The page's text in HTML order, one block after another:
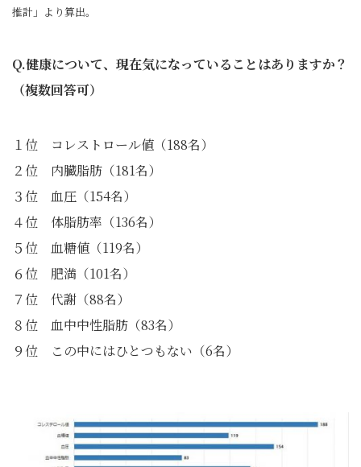
推計」より算出。
Q.健康について、現在気になっていることはありますか？
（複数回答可）
１位 コレストロール値（188名）
２位 内臓脂肪（181名）
３位 血圧（154名）
４位 体脂肪率（136名）
５位 血糖値（119名）
６位 肥満（101名）
７位 代謝（88名）
８位 血中中性脂肪（83名）
９位 この中にはひとつもない（6名）